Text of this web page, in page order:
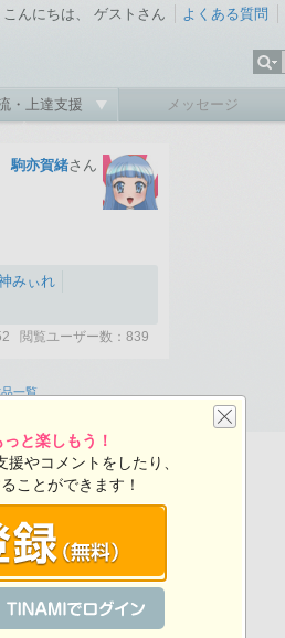
こんにちは、 ゲストさん よくある質問
・上達支援 メッセージ
駒亦賀緒さん
みぃれ
閲覧ユーザー数：839
一覧
と楽しもう！
やコメントをしたり、
ことができます！